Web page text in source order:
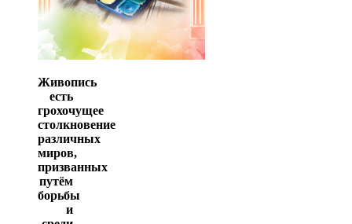
Живопись
есть
грохочущее
столкновение
различных
миров,
призванных
путём
борьбы
и